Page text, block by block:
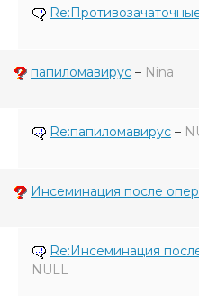
папиломавирус – Nina
Re:папиломавирус –
Инсеминация после
Re:Инсеминация
NULL